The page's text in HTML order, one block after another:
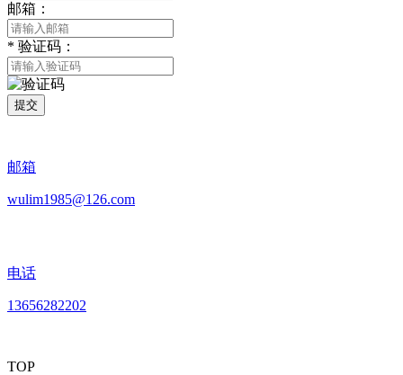
邮箱：
* 验证码：
提交
邮箱
wulim1985@126.com
电话
13656282202
TOP